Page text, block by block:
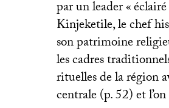
par un leader «éclairé
Kinjeketile, le chef
son patrimoine
les cadres
rituelles de la région
centrale (p. 52) et